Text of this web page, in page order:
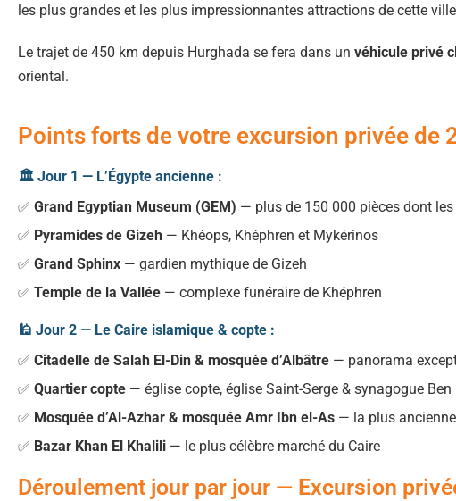
les plus grandes et les plus impressionnantes attractions de cette
Le trajet de 450 km depuis Hurghada se fera dans un véhicule privé
oriental.
Points forts de votre excursion privée de
🏛️ Jour 1 — L’Égypte ancienne :
✅ Grand Egyptian Museum (GEM) — plus de 150 000 pièces dont
✅ Pyramides de Gizeh — Khéops, Khéphren et Mykérinos
✅ Grand Sphinx — gardien mythique de Gizeh
✅ Temple de la Vallée — complexe funéraire de Khéphren
🕌 Jour 2 — Le Caire islamique & copte :
✅ Citadelle de Salah El-Din & mosquée d’Albâtre — panorama
✅ Quartier copte — église copte, église Saint-Serge & synagogue Ben
✅ Mosquée d’Al-Azhar & mosquée Amr Ibn el-As — la plus ancienne
✅ Bazar Khan El Khalili — le plus célèbre marché du Caire
Déroulement jour par jour — Excursion